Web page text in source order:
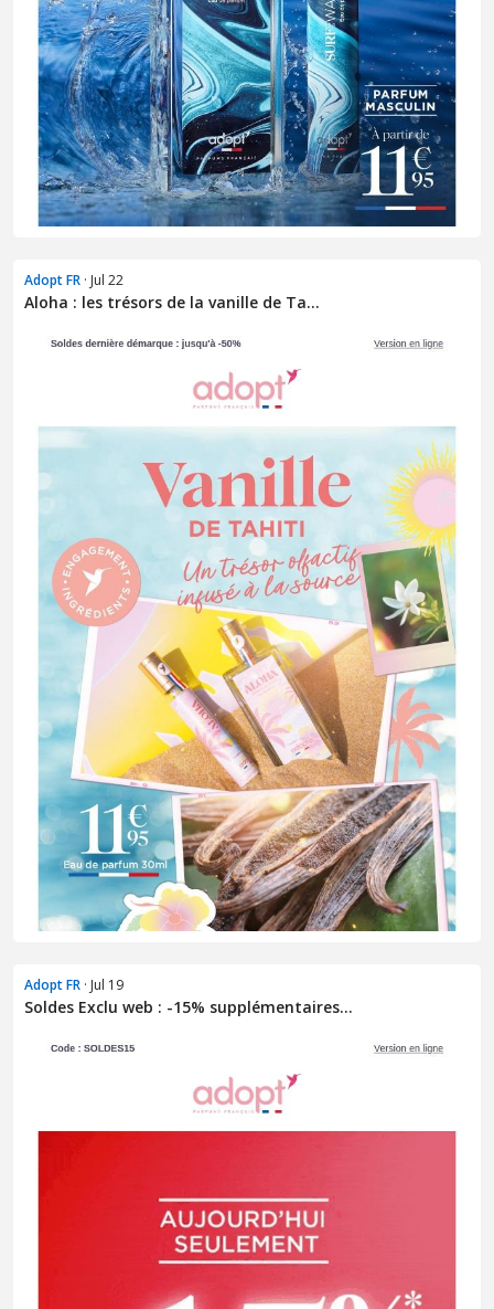
Adopt FR · Jul 22
Aloha : les trésors de la vanille de Ta...
Adopt FR · Jul 19
Soldes Exclu web : -15% supplémentaires...